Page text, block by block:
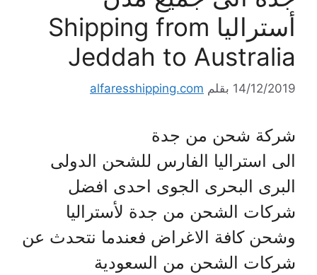
أستراليا Shipping from
Jeddah to Australia
14/12/2019 بقلم alfaresshipping.com
شركة شحن من جدة
الى استراليا الفارس للشحن الدولى
البرى البحرى الجوى احدى افضل
شركات الشحن من جدة لأستراليا
وشحن كافة الاغراض فعندما نتحدث عن
شركات الشحن من السعودية